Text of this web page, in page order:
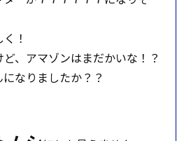
！
、アマゾンはまだかいな！？
なりましたか？？